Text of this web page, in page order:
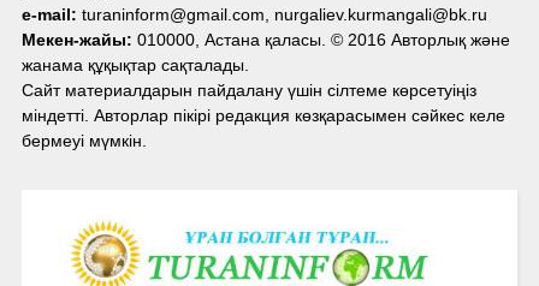
e-mail: turaninform@gmail.com, nurgaliev.kurmangali@bk.ru
Мекен-жайы: 010000, Астана қаласы. © 2016 Авторлық және
жанама құқықтар сақталады.
Сайт материалдарын пайдалану үшін сілтеме көрсетуіңіз
міндетті. Авторлар пікірі редакция көзқарасымен сәйкес келе
бермеуі мүмкін.